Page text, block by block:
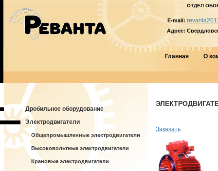
ОТДЕЛ
E-mail:
Адрес:
Главная О
Дробильное оборудование
Электродвигатели
Общепромышленные электродвигатели
Высоковольтные электродвигатели
Крановые электродвигатели
Заказать